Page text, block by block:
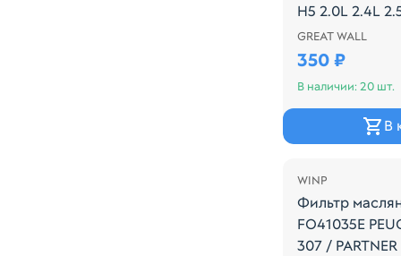
H5 2.0L 2.4L
GREAT WALL
350 ₽
В наличии: 20 шт.
В
WINP
Фильтр
FO41035E
307 /